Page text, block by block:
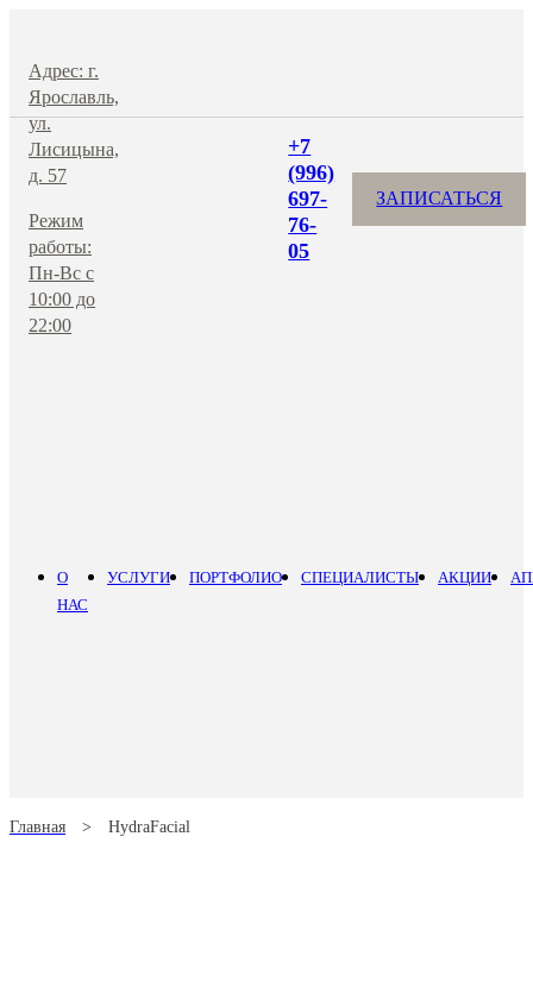
Адрес: г.
Ярославль,
ул.
Лисицына,
д. 57
Режим
работы:
Пн-Вс с
10:00 до
22:00
+7
(996)
697-
76-
05
ЗАПИСАТЬСЯ
О
НАС
УСЛУГИ ПОРТФОЛИО СПЕЦИАЛИСТЫ АКЦИИ
Главная > HydraFacial